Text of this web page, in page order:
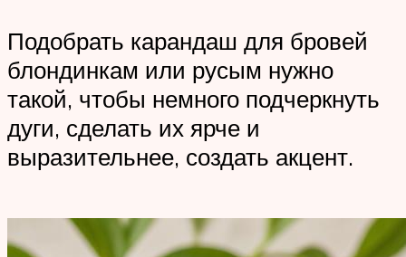
Подобрать карандаш для бровей
блондинкам или русым нужно
такой, чтобы немного подчеркнуть
дуги, сделать их ярче и
выразительнее, создать акцент.